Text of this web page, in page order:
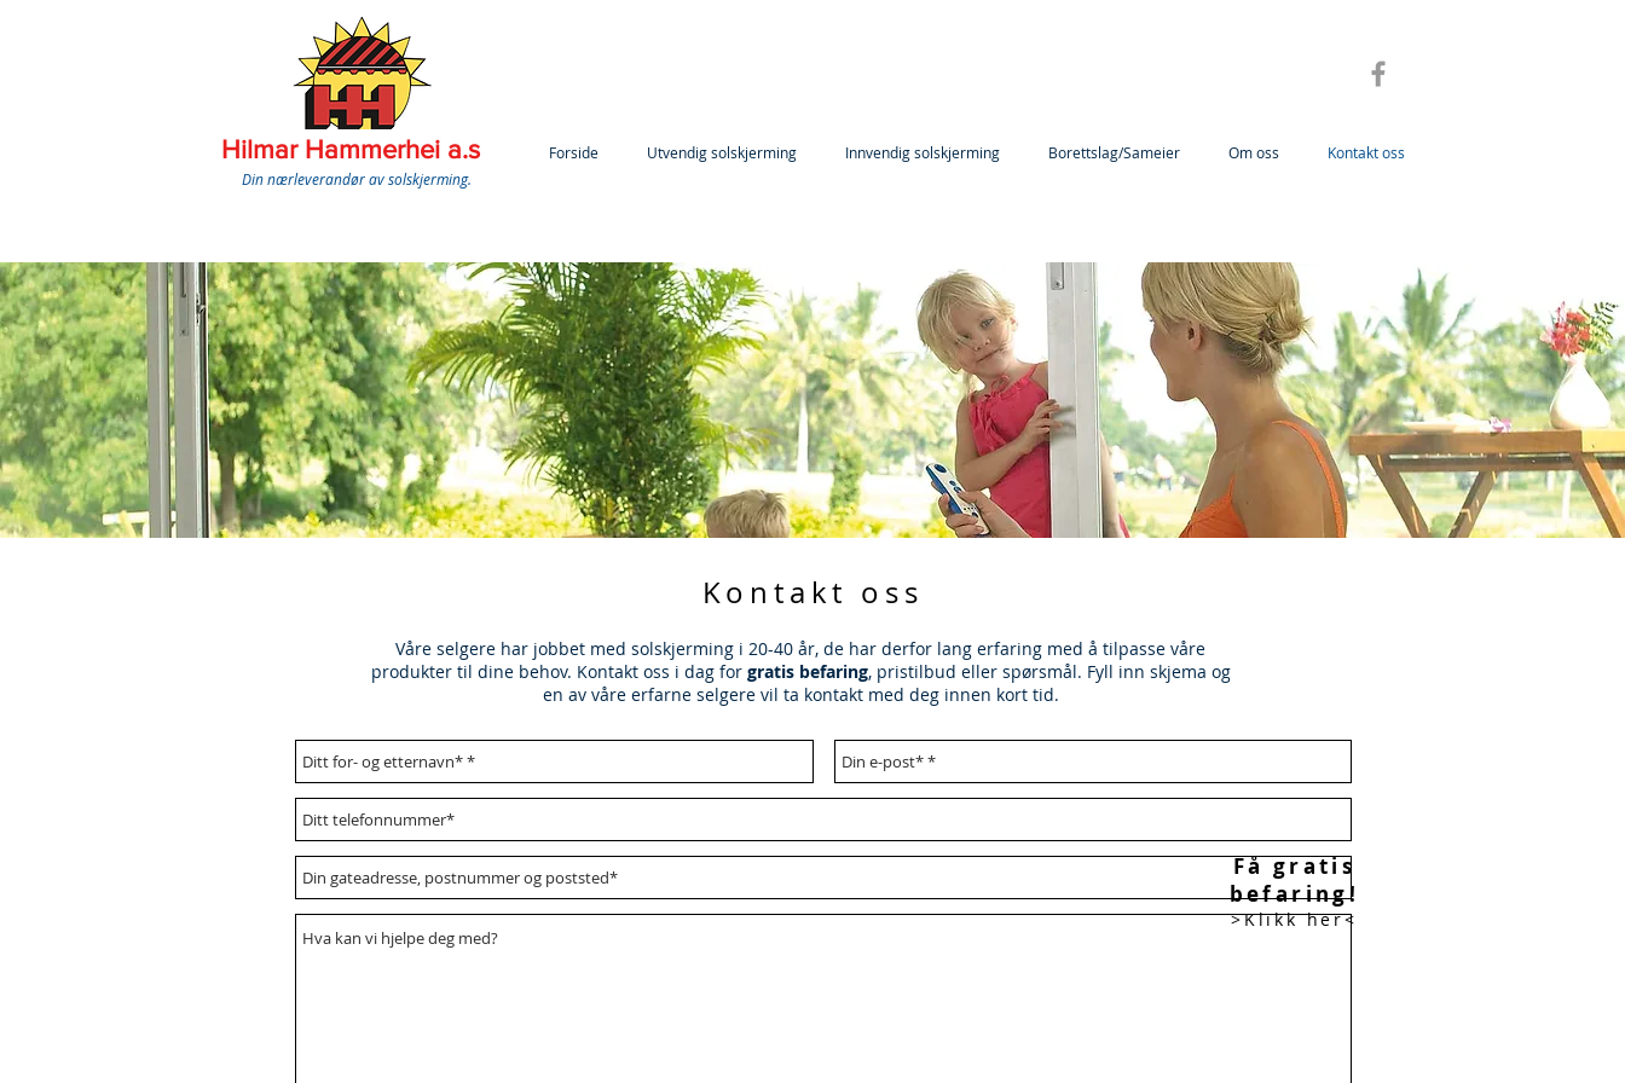
Hilmar Hammerhei a.s Forside Utvendig solskjerming Innvendig solskjerming Borettslag/Sameier Om oss
Kontakt oss
Din nærleverandør av solskjerming.
Få gratis
befaring!
>Klikk her<
Klikk for gratis befaring!
Kontakt oss
Våre selgere har jobbet med solskjerming i 20-40 år, de har derfor lang erfaring med å tilpasse våre
produkter til dine behov. Kontakt oss i dag for gratis befaring, pristilbud eller spørsmål. Fyll inn skjema og
en av våre erfarne selgere vil ta kontakt med deg innen kort tid.